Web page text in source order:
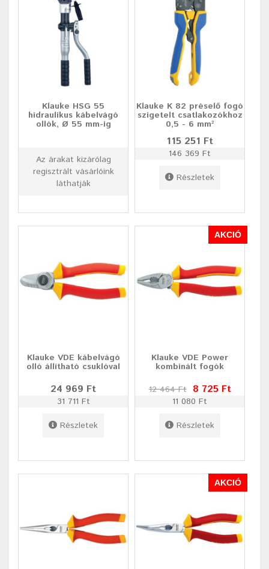
Klauke HSG 55
hidraulikus kábelvágó
ollók, Ø 55 mm-ig
Az árakat kizárólag
regisztrált vásárlóink
láthatják
Klauke K 82 préselő fogó
szigetelt csatlakozókhoz
0,5 - 6 mm²
115 251 Ft
146 369 Ft
Részletek
Klauke VDE kábelvágó
olló állítható csuklóval
24 969 Ft
31 711 Ft
Részletek
AKCIÓ
Klauke VDE Power
kombinált fogók
12 464 Ft 8 725 Ft
11 080 Ft
Részletek
AKCIÓ